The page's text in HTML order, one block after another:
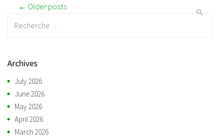
Post navigation
← Older posts
Archives
July 2026
June 2026
May 2026
April 2026
March 2026